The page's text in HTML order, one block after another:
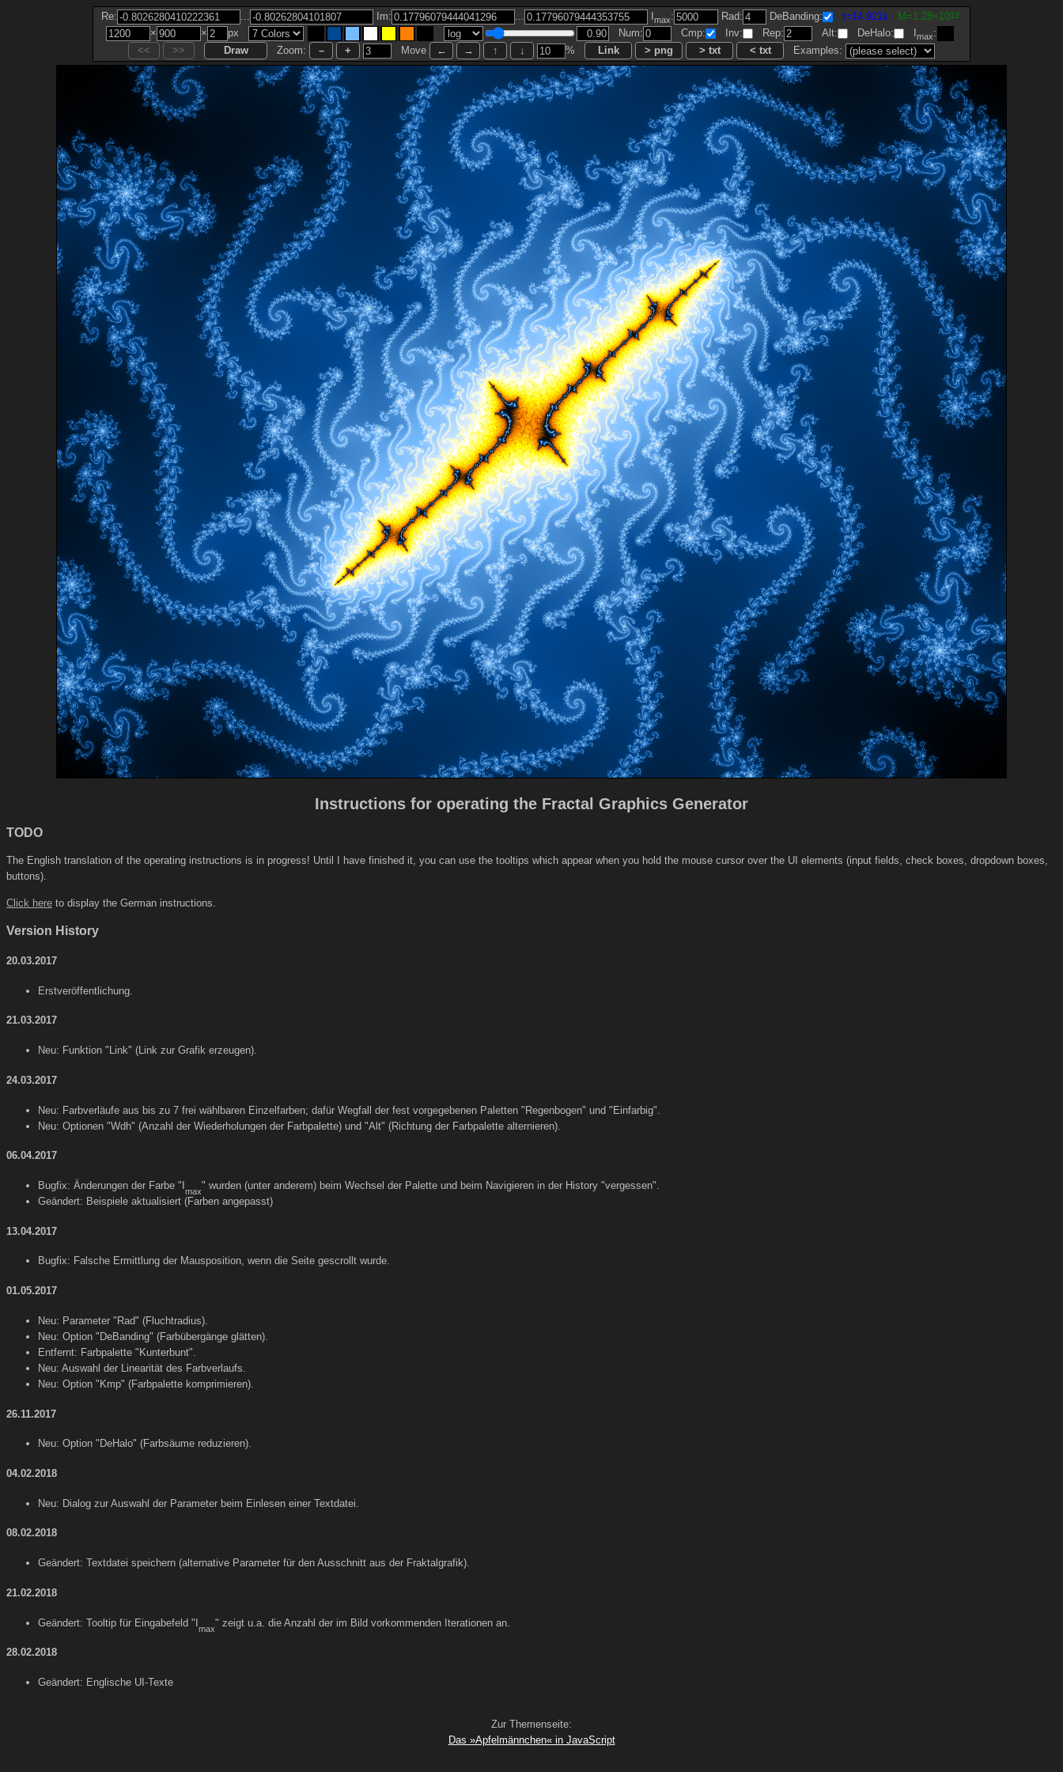
Re: ... Im: ... max: Rad: DeBanding: t=14.921s M=1.28×1012
× × px Num: Cmp: Inv: Rep: Alt: DeHalo: max:
Zoom:
Move % Examples:
Instructions for operating the Fractal Graphics Generator
TODO
The English translation of the operating instructions is in progress! Until I have finished it, you can use the tooltips which appear when you hold the mouse cursor over the UI elements (input fields, check boxes, dropdown boxes,
buttons).
Click here to display the German instructions.
Version History
20.03.2017
Erstveröffentlichung.
21.03.2017
Neu: Funktion "Link" (Link zur Grafik erzeugen).
24.03.2017
Neu: Farbverläufe aus bis zu 7 frei wählbaren Einzelfarben; dafür Wegfall der fest vorgegebenen Paletten "Regenbogen" und "Einfarbig".
Neu: Optionen "Wdh" (Anzahl der Wiederholungen der Farbpalette) und "Alt" (Richtung der Farbpalette alternieren).
06.04.2017
Bugfix: Änderungen der Farbe "I max" wurden (unter anderem) beim Wechsel der Palette und beim Navigieren in der History "vergessen".
Geändert: Beispiele aktualisiert (Farben angepasst)
13.04.2017
Bugfix: Falsche Ermittlung der Mausposition, wenn die Seite gescrollt wurde.
01.05.2017
Neu: Parameter "Rad" (Fluchtradius).
Neu: Option "DeBanding" (Farbübergänge glätten).
Entfernt: Farbpalette "Kunterbunt".
Neu: Auswahl der Linearität des Farbverlaufs.
Neu: Option "Kmp" (Farbpalette komprimieren).
26.11.2017
Neu: Option "DeHalo" (Farbsäume reduzieren).
04.02.2018
Neu: Dialog zur Auswahl der Parameter beim Einlesen einer Textdatei.
08.02.2018
Geändert: Textdatei speichern (alternative Parameter für den Ausschnitt aus der Fraktalgrafik).
21.02.2018
Geändert: Tooltip für Eingabefeld "Imax" zeigt u.a. die Anzahl der im Bild vorkommenden Iterationen an.
28.02.2018
Geändert: Englische UI-Texte
Zur Themenseite:
Das »Apfelmännchen« in JavaScript